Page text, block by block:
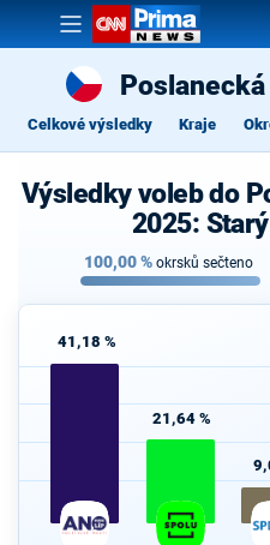
Celkové výsledky Kraje
Výsledky voleb do
2025:
100,00% okrsků sečteno
41,18 %
21,64 %